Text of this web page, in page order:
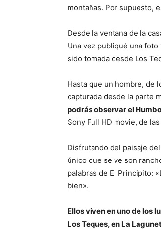
montañas. Por supuesto,
Desde la ventana de la
Una vez publiqué una
sido tomada desde Los
Hasta que un hombre, de
capturada desde la parte
podrás observar el
Sony Full HD movie, de
Disfrutando del paisaje
único que se ve son
palabras de El Principito:
bien».
Ellos viven en uno de los
Los Teques, en La